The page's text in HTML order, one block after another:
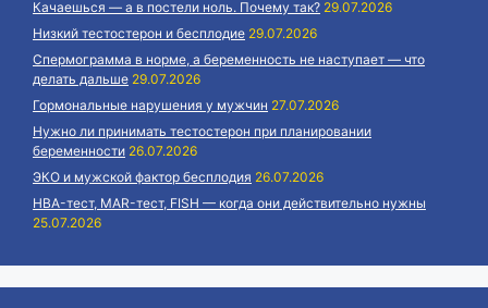
Качаешься — а в постели ноль. Почему так? 29.07.2026
Низкий тестостерон и бесплодие 29.07.2026
Спермограмма в норме, а беременность не наступает — что
делать дальше 29.07.2026
Гормональные нарушения у мужчин 27.07.2026
Нужно ли принимать тестостерон при планировании
беременности 26.07.2026
ЭКО и мужской фактор бесплодия 26.07.2026
HBA-тест, MAR-тест, FISH — когда они действительно нужны
25.07.2026